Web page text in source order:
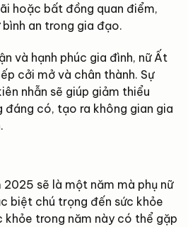
hoặc bất đồng quan điểm,
bình an trong gia đạo.
và hạnh phúc gia đình, nữ Ất
cởi mở và chân thành. Sự
nhẫn sẽ giúp giảm thiểu
đáng có, tạo ra không gian gia
2025 sẽ là một năm mà phụ nữ
biệt chú trọng đến sức khỏe
khỏe trong năm này có thể gặp